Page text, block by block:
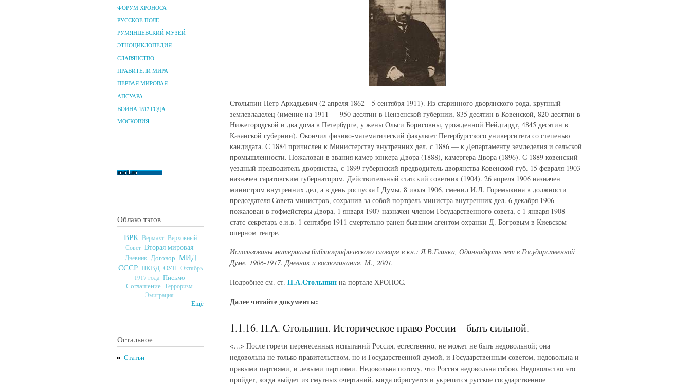
ФОРУМ ХРОНОСА
РУССКОЕ ПОЛЕ
РУМЯНЦЕВСКИЙ МУЗЕЙ
ЭТНОЦИКЛОПЕДИЯ
СЛАВЯНСТВО
ПРАВИТЕЛИ МИРА
ПЕРВАЯ МИРОВАЯ
АПСУАРА
ВОЙНА 1812 ГОДА
МОСКОВИЯ
Облако тэгов
ВРК Вермахт Верховный
Совет Вторая мировая
Дневник Договор МИД
СССР НКВД ОУН Октябрь
1917 года Письмо
Соглашение Терроризм
Эмиграция
Ещё
Остальное
Статьи
Столыпин Петр Аркадьевич (2 апреля 1862—5 сентября 1911). Из старинного дворянского рода, крупный
землевладелец (имение на 1911 — 950 десятин в Пензенской губернии, 835 десятин в Ковенской, 820 десятин в
Нижегородской и два дома в Петербурге, у жены Ольги Борисовны, урожденной Нейдгардт, 4845 десятин в
Казанской губернии). Окончил физико-математический факультет Петербургского университета со степенью
кандидата. С 1884 причислен к Министерству внутренних дел, с 1886 — к Департаменту земледелия и сельской
промышленности. Пожалован в звания камер-юнкера Двора (1888), камергера Двора (1896). С 1889 ковенский
уездный предводитель дворянства, с 1899 губернский предводитель дворянства Ковенской губ. 15 февраля 1903
назначен саратовским губернатором. Действительный статский советник (1904). 26 апреля 1906 назначен
министром внутренних дел, а в день роспуска I Думы, 8 июля 1906, сменил И.Л. Горемыкина в должности
председателя Совета министров, сохранив за собой портфель министра внутренних дел. 6 декабря 1906
пожалован в гофмейстеры Двора, 1 января 1907 назначен членом Государственного совета, с 1 января 1908
статс-секретарь е.и.в. 1 сентября 1911 смертельно ранен бывшим агентом охранки Д. Богровым в Киевском
оперном театре.
Использованы материалы библиографического словаря в кн.: Я.В.Глинка, Одиннадцать лет в Государственной
Думе. 1906-1917. Дневник и воспоминания. М., 2001.
Подробнее см. ст. П.А.Столыпин на портале ХРОНОС.
Далее читайте документы:
1.1.16. П.А. Столыпин. Историческое право России – быть сильной.
<...> После горечи перенесенных испытаний Россия, естественно, не может не быть недовольной; она
недовольна не только правительством, но и Государственной думой, и Государственным советом, недовольна и
правыми партиями, и левыми партиями. Недовольна потому, что Россия недовольна собою. Недовольство это
пройдет, когда выйдет из смутных очертаний, когда обрисуется и укрепится русское государственное